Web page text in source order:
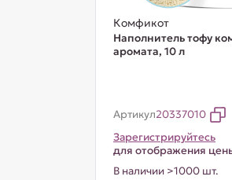
Комфикот
Наполнитель тофу
аромата, 10 л
Артикул20337010
Зарегистрируйтесь
для отображения
В наличии >1000 шт.